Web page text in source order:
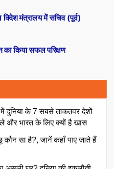
किया सफल परिक्षण
विदेश मंत्रालय में सचिव (पूर्व)
दुनिया के 7 सबसे ताकतवर देशों
और भारत के लिए क्यों है खास
कौन सा है?, जानें कहाँ पाए जाते हैं